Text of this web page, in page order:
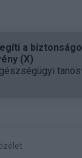
a
(X)